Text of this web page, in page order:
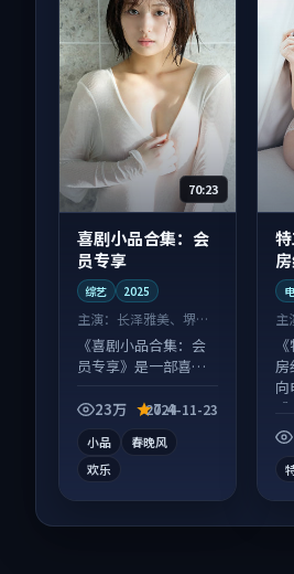
70:23
喜剧小品合集：会
员专享
综艺 2025
主演： 长泽雅美、堺雅
人 等
《喜剧小品合集：会
员专享》是一部喜剧
感在线，配乐与镜头
23万 7.4
2024-11-23
小品
春晚风
欢乐
主
房